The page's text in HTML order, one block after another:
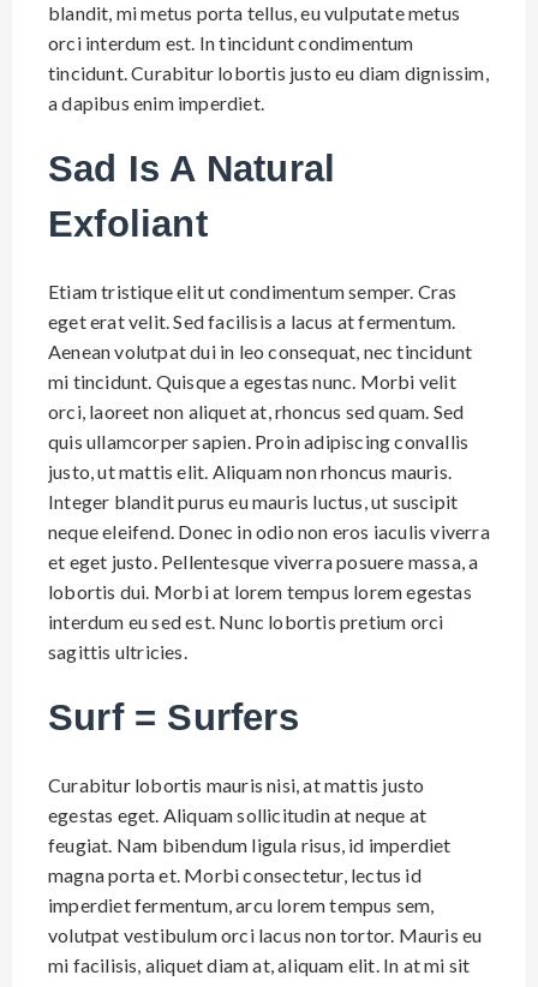
blandit, mi metus porta tellus, eu vulputate metus
orci interdum est. In tincidunt condimentum
tincidunt. Curabitur lobortis justo eu diam dignissim,
a dapibus enim imperdiet.
Sad Is A Natural
Exfoliant
Etiam tristique elit ut condimentum semper. Cras
eget erat velit. Sed facilisis a lacus at fermentum.
Aenean volutpat dui in leo consequat, nec tincidunt
mi tincidunt. Quisque a egestas nunc. Morbi velit
orci, laoreet non aliquet at, rhoncus sed quam. Sed
quis ullamcorper sapien. Proin adipiscing convallis
justo, ut mattis elit. Aliquam non rhoncus mauris.
Integer blandit purus eu mauris luctus, ut suscipit
neque eleifend. Donec in odio non eros iaculis viverra
et eget justo. Pellentesque viverra posuere massa, a
lobortis dui. Morbi at lorem tempus lorem egestas
interdum eu sed est. Nunc lobortis pretium orci
sagittis ultricies.
Surf = Surfers
Curabitur lobortis mauris nisi, at mattis justo
egestas eget. Aliquam sollicitudin at neque at
feugiat. Nam bibendum ligula risus, id imperdiet
magna porta et. Morbi consectetur, lectus id
imperdiet fermentum, arcu lorem tempus sem,
volutpat vestibulum orci lacus non tortor. Mauris eu
mi facilisis, aliquet diam at, aliquam elit. In at mi sit